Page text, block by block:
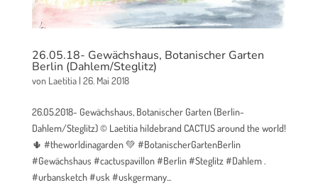
26.05.18- Gewächshaus, Botanischer Garten
Berlin (Dahlem/Steglitz)
von Laetitia| 26. Mai 2018
26.05.2018- Gewächshaus, Botanischer Garten (Berlin-
Dahlem/Steglitz) © Laetitia hildebrand CACTUS around the world!
🌵 #theworldinagarden 💚 #BotanischerGartenBerlin
#Gewächshaus #cactuspavillon #Berlin #Steglitz #Dahlem .
#urbansketch #usk #uskgermany...